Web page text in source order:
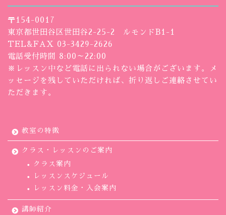
〒154-0017
東京都世田谷区世田谷2-25-2 ルモンドB1-1
TEL&FAX 03-3429-2626
電話受付時間 8:00～22:00
※レッスン中など電話に出られない場合がございます。メ
ッセージを残していただければ、折り返しご連絡させてい
ただきます。
教室の特徴
クラス・レッスンのご案内
クラス案内
レッスンスケジュール
レッスン料金・入会案内
講師紹介